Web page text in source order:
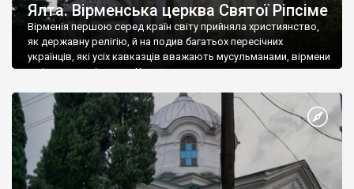
Ялта. Вірменська церква Святої Ріпсіме
Вірменія першою серед країн світу прийняла християнство,
як державну релігію, й на подив багатьох пересічних
українців, які усіх кавказців вважають мусульманами, вірмени
є відданими вірянами Христа